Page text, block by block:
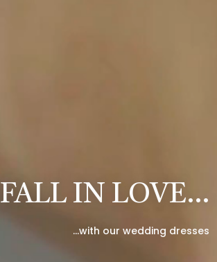
FALL IN LOVE…
…with our wedding dresses